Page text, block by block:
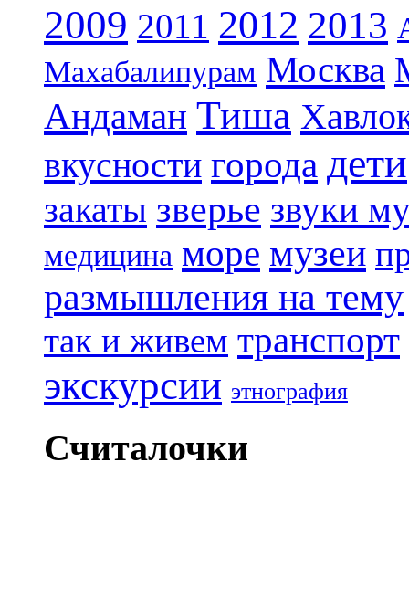
2009 2011 2012 2013
Махабалипурам Москва
Андаман Тиша
вкусности города дети
закаты зверье звуки
медицина море музеи
размышления на тему
так и живем транспорт
экскурсии этнография
Считалочки